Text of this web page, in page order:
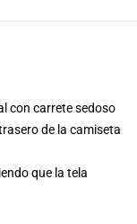
con carrete sedoso
de la camiseta
que la tela